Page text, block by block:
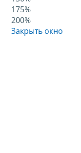
175%
200%
Закрыть окно